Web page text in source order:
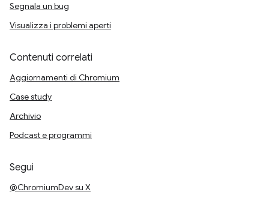
Segnala un bug
Visualizza i problemi aperti
Contenuti correlati
Aggiornamenti di Chromium
Case study
Archivio
Podcast e programmi
Segui
@ChromiumDev su X